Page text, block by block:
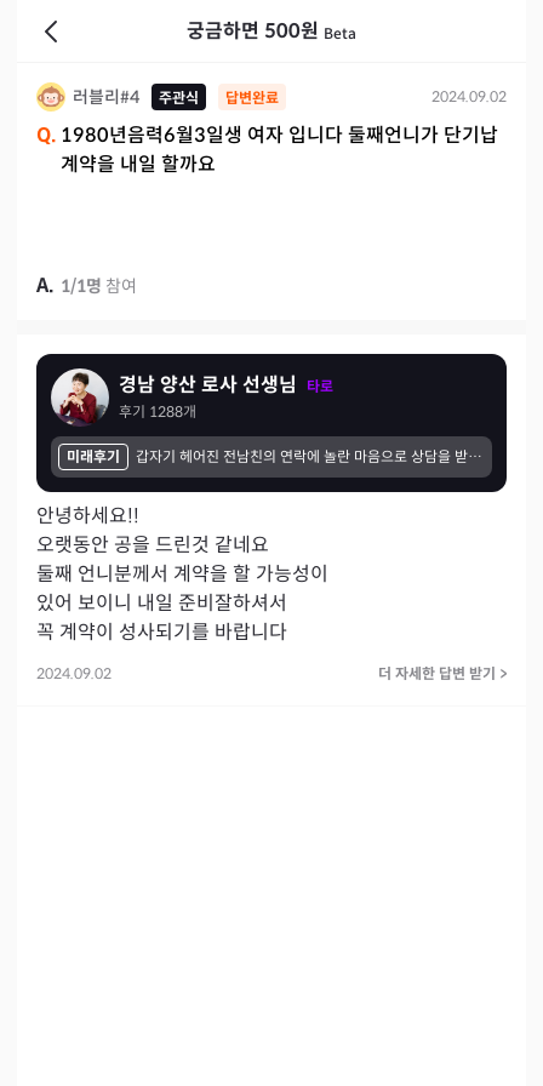
궁금하면 500원 Beta
러블리#4 주관식 답변완료 2024.09.02
Q. 1980년음력6월3일생 여자 입니다 둘째언니가 단기납
계약을 내일 할까요
A. 1/1명 참여
경남 양산 로사 선생님
타로
후기 1288개
미래후기 갑자기 헤어진 전남친의 연락에 놀란 마음으로 상담을 받았습니다. 선생님께서는 호감이 있는 상태로 연락한건 맞다고 하셨고 친구처럼 안부인사로 꾸준히 연락해보시라 하셨어요. 하지만 서로 연락하지 않았기에 아무 일도 없었습니다 제가 한때는 정말 좋아했던 사람이라 다시 만나서 이어가기는 싫었던 것 같네요 추억은 추억으로 ^^
안녕하세요!!
오랫동안 공을 드린것 같네요
둘째 언니분께서 계약을 할 가능성이
있어 보이니 내일 준비잘하셔서
꼭 계약이 성사되기를 바랍니다
2024.09.02 더 자세한 답변 받기 >